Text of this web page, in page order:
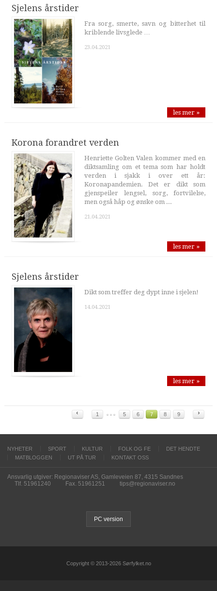
Sjelens årstider
Fra sorg, smerte, savn og bitterhet til
kriblende livsglede …
23.04.2021
les mer »
Korona forandret verden
Henriette Golten Valen kommer med en
diktsamling om et tema som har holdt
verden i sjakk i over ett år:
Koronapandemien. Det er dikt som
gjenspeiler lengsel, sorg, fortvilelse,
men også håp og ønske om ...
21.04.2021
les mer »
Sjelens årstider
Dikt som treffer deg dypt inne i sjelen!
14.04.2021
les mer »
‹ 1 5 6 7 8 9 ›
NYHETER SPORT KULTUR FOLK OG FE
DET HENDTE
MATBLOGGEN
UT PÅ TUR KONTAKT OSS
Ansvarlig utgiver: Regionaviser AS, Gamleveien 87, 4315 Sandnes
Tlf. 51961240
Fax. 51961251 tips@regionaviser.no
PC version
Copyright © 2013-2026 Sørfylket.no